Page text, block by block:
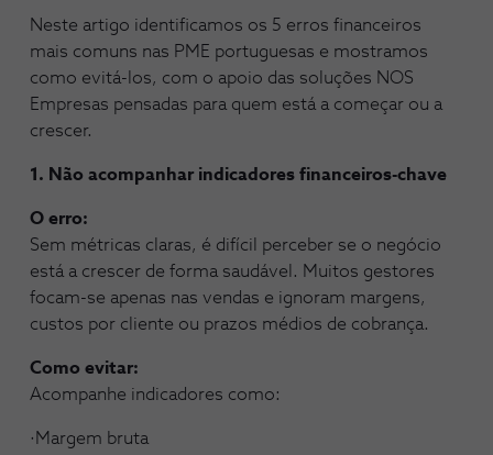
Neste artigo identificamos os 5 erros financeiros
mais comuns nas PME portuguesas e mostramos
como evitá-los, com o apoio das soluções NOS
Empresas pensadas para quem está a começar ou a
crescer.
1. Não acompanhar indicadores financeiros-chave
O erro:
Sem métricas claras, é difícil perceber se o negócio
está a crescer de forma saudável. Muitos gestores
focam-se apenas nas vendas e ignoram margens,
custos por cliente ou prazos médios de cobrança.
Como evitar:
Acompanhe indicadores como:
·Margem bruta